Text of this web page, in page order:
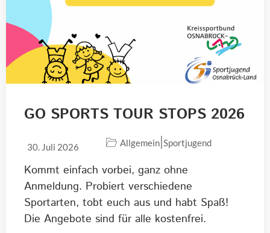
GO SPORTS TOUR STOPS 2026
30. Juli 2026 Allgemein Sportjugend
Kommt einfach vorbei, ganz ohne
Anmeldung. Probiert verschiedene
Sportarten, tobt euch aus und habt Spaß!
Die Angebote sind für alle kostenfrei.